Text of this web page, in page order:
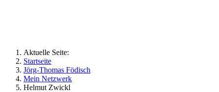
Aktuelle Seite:
Startseite
Jörg-Thomas Födisch
Mein Netzwerk
Helmut Zwickl